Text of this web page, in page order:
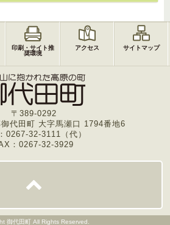
印刷・サイト推
奨環境
アクセス サイトマップ
〒389-0292
代田町 大字馬瀬口 1794番地6
0267-32-3111（代）
：0267-32-3929
御代田町 All Rights Reserved.